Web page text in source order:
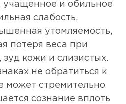
учащенное и обильное
слабость,
утомляемость,
потеря веса при
кожи и слизистых.
не обратиться к
может стремительно
сознание вплоть